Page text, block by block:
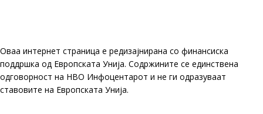
Оваа интернет страница е редизајнирана со финансиска
поддршка од Европската Унија. Содржините се единствена
одговорност на НВО Инфоцентарот и не ги одразуваат
ставовите на Европската Унија.